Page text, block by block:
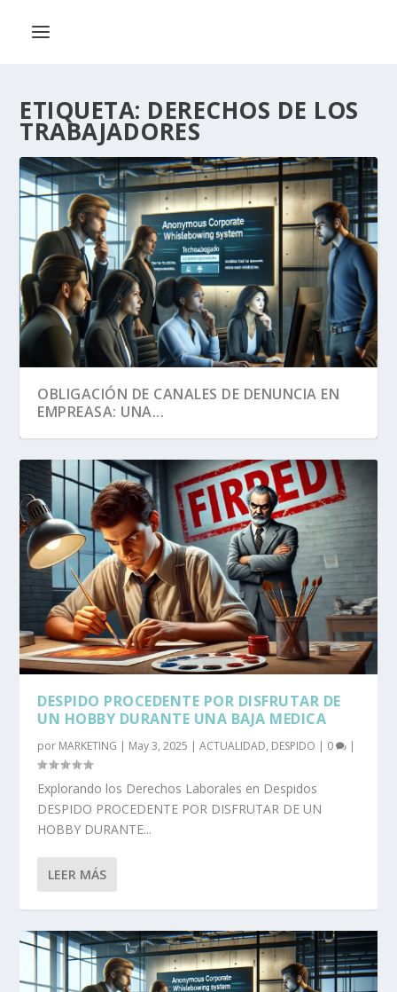
ETIQUETA: DERECHOS DE LOS
TRABAJADORES
OBLIGACIÓN DE CANALES DE DENUNCIA EN
EMPREASA: UNA...
DESPIDO PROCEDENTE POR DISFRUTAR DE
UN HOBBY DURANTE UNA BAJA MEDICA
por MARKETING | May 3, 2025 |ACTUALIDAD, DESPIDO | 0 |
Explorando los Derechos Laborales en Despidos
DESPIDO PROCEDENTE POR DISFRUTAR DE UN
HOBBY DURANTE...
LEER MÁS